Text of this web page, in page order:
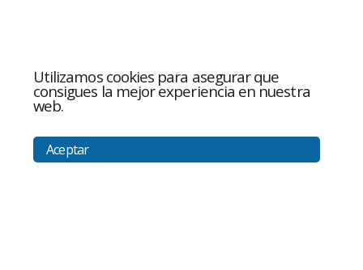
Utilizamos cookies para asegurar que
consigues la mejor experiencia en nuestra
web.
Aceptar